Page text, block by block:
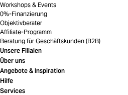
Workshops & Events
0%-Finanzierung
Objektivberater
Affiliate-Programm
Beratung für Geschäftskunden (B2B)
Unsere Filialen
Über uns
Angebote & Inspiration
Hilfe
Services